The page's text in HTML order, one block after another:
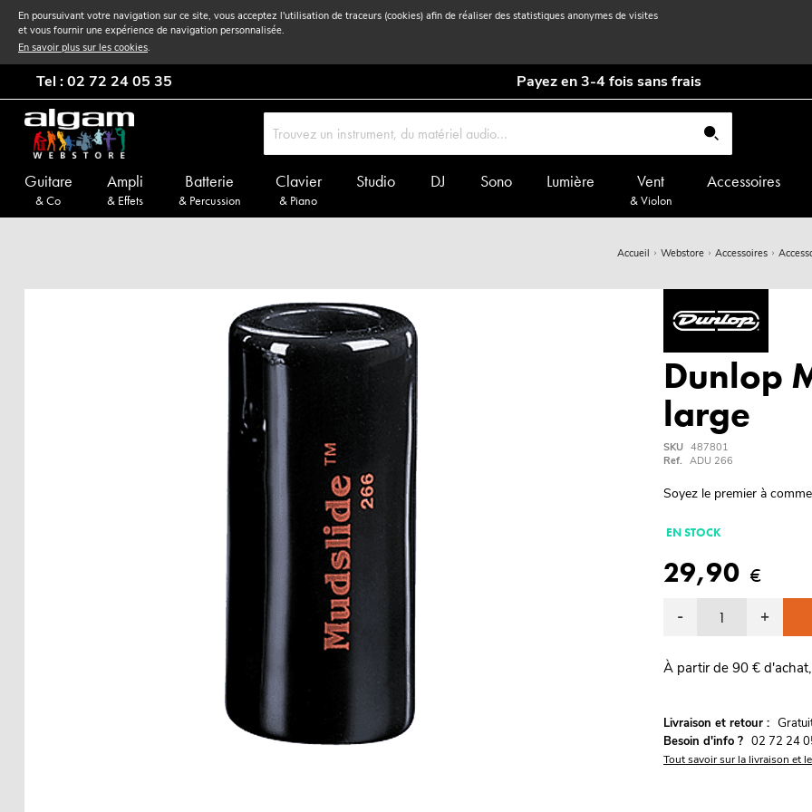
En poursuivant votre navigation sur ce site, vous acceptez l'utilisation de traceurs (cookies) afin de réaliser des statistiques anonymes de visites
et vous fournir une expérience de navigation personnalisée.
En savoir plus sur les cookies.
Tel : 02 72 24 05 35 Payez en 3-4 fois sans frais
Guitare
& Co
Ampli
& Effets
Batterie
& Percussion
Clavier
& Piano
Studio DJ Sono Lumière Vent
& Violon
Accessoires
Accueil Webstore Accessoires
Dunlop
large
SKU 487801
Ref. ADU 266
Soyez le premier à
EN STOCK
29,90 €
- +
À partir de 90 €
Livraison et retour : G
Besoin d'info ? 02 72 24
Tout savoir sur la livraison et